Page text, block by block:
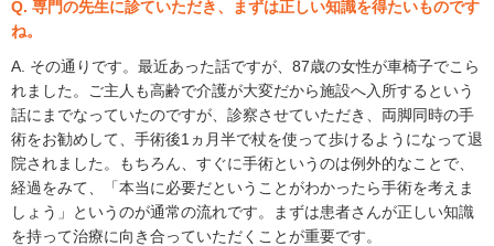
Q. 専門の先生に診ていただき、まずは正しい知識を得たいものです
ね。
A. その通りです。最近あった話ですが、87歳の女性が車椅子でこら
れました。ご主人も高齢で介護が大変だから施設へ入所するという
話にまでなっていたのですが、診察させていただき、両脚同時の手
術をお勧めして、手術後1ヵ月半で杖を使って歩けるようになって退
院されました。もちろん、すぐに手術というのは例外的なことで、
経過をみて、「本当に必要だということがわかったら手術を考えま
しょう」というのが通常の流れです。まずは患者さんが正しい知識
を持って治療に向き合っていただくことが重要です。